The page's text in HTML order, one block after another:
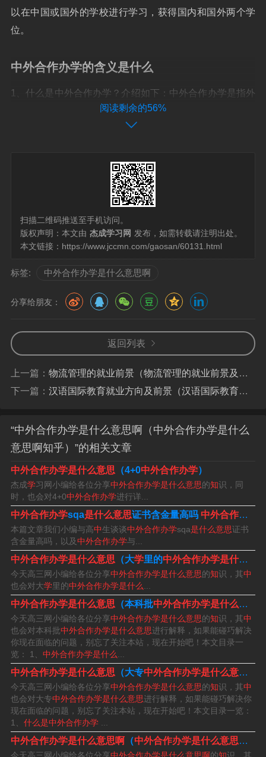
以在中国或国外的学校进行学习，获得国内和国外两个学
位。
中外合作办学的含义是什么
1、什么是中外合作办学？介绍如下：中外合作办学是指外
国教育机构同中国教育机构在中国境内合作举办的以中国
公民为主要招生对象的教育机构。中外合作办学属于公益
2、中外合作办学是指中国教育机构与外国教育机构在中国
境内合作举办以中国公民为主要招生对象的教育教学活
动。这种办学形式是为了引进国外优质教育资源，提高国
内教育水平，促进教育国际化而采取的。
同中国具有法人资格的教育机构及其他社会组织，在中国
境内合作举办以中国公民为主要对象的教育机构，实施教
育、教学的活动。
4、什么是中外合作办学 中外合作办学是指外国大学或企
业同中国大学在中国境内合作举办以中国公民为主要招生
对象的教育活动。合作办学是中国教育事业的组成部分，
其核心是引进国外优质教育资源。
合作办学机构或项目是否是经过合法审批，最主要的是要
查看办学者是否能提供审批部门所颁发的同意其办学的文
件。没有上述许可证或批准书的不是中外合作办学。
中外合作办学什么意思?需要出国留学吗
1、中外合作办学不是必须出国。中外合作办学不一定要出
国。是否要出国还是需要有自己来决定的。中外合办项目
是由国内、外高校联合举办的，部分院校通常只需在国内
学习即可，学员无需出国。
2、中外合作办学是指中国教育机构与外国教育机构在中国
境内合作举办以中国公民为主要招生对象的教育教学活
动。这种办学形式是为了引进国外优质教育资源，提高国
内教育水平，促进教育国际化而采取的。
3、中外合作办学是指外国教育机构同中国教育机构在中国
境内合作举办的以中国公民为主要招生对象的教育机构。
就是部分或者全部学分都是在国内就读获得，但是拿到国
外学校毕业文凭的就读方式，就是中外合作办学。
阅读剩余的56%
扫描二维码推送至手机访问。
版权声明：本文由 杰成学习网 发布，如需转载请注明出处。
本文链接： https://www.jccmn.com/gaosan/60131.html
标签: 中外合作办学是什么意思啊
分享给朋友：
返回列表
上一篇： 物流管理的就业前景（物流管理的就业前景及方向）
下一篇： 汉语国际教育就业方向及前景（汉语国际教育就业方向及前景男生）
“中外合作办学是什么意思啊（中外合作办学是什么
意思啊知乎）”的相关文章
中外合作办学是什么意思 （4+0中外合作办学）
杰成学习网小编给各位分享中外合作办学是什么意思的知识，同
时，也会对4+0中外合作办学进行详...
中外合作办学sqa是什么意思证书含金量高吗 中外合作办学
本篇文章我们小编与高中生谈谈中外合作办学sqa是什么意思证书
含金量高吗，以及中外合作办学与...
中外合作办学是什么意思 （大学里的中外合作办学是什么意思
今天高三网小编给各位分享中外合作办学是什么意思的知识，其中
也会对大学里的中外合作办学是什么
中外合作办学是什么意思 （本科批中外合作办学是什么意思
今天高三网小编给各位分享中外合作办学是什么意思的知识，其中
也会对本科批中外合作办学是什么意思进行解释，如果能碰巧解决
你现在面临的问题，别忘了关注本站，现在开始吧！本文目录一
览： 1、 中外合作办学是什么
中外合作办学是什么意思 （大专中外合作办学是什么意思
今天高三网小编给各位分享中外合作办学是什么意思的知识，其中
也会对大专中外合作办学是什么意思进行解释，如果能碰巧解决你
现在面临的问题，别忘了关注本站，现在开始吧！本文目录一览：
1、 什么是中外合作办学
中外合作办学是什么意思啊 （中外合作办学是什么意思啊学